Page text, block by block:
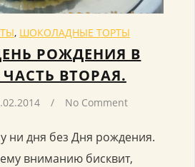
, ШОКОЛАДНЫЕ ТОРТЫ
РОЖДЕНИЯ В
ВТОРАЯ.
No Comment
ни дня без Дня рождения.
вниманию бисквит,